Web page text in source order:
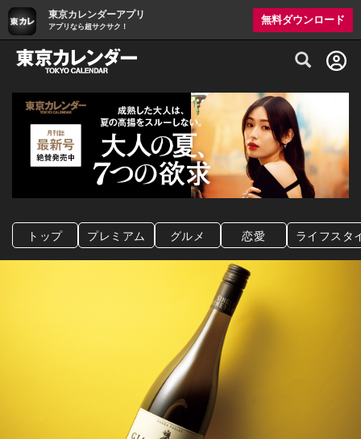
東京カレンダーアプリ
アプリなら超サクサク！
無料ダウンロード
グルメ情報・プレミアムレストラン予約
トップ プレミアム グルメ 恋愛 ライフスタ